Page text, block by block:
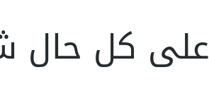
على كل حال